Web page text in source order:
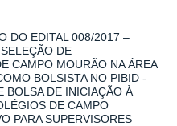
DO EDITAL 008/2017 –
DE
CAMPO MOURÃO NA ÁREA
BOLSISTA NO PIBID -
BOLSA DE INICIAÇÃO À
DE CAMPO
PARA SUPERVISORES